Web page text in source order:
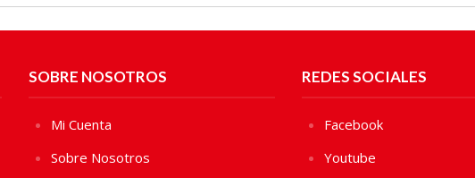
SOBRE NOSOTROS
Mi Cuenta
Sobre Nosotros
REDES SOCIALES
Facebook
Youtube